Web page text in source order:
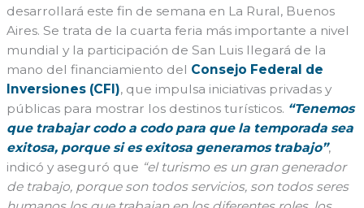
desarrollará este fin de semana en La Rural, Buenos
Aires. Se trata de la cuarta feria más importante a nivel
mundial y la participación de San Luis llegará de la
mano del financiamiento del Consejo Federal de
Inversiones (CFI), que impulsa iniciativas privadas y
públicas para mostrar los destinos turísticos. “Tenemos
que trabajar codo a codo para que la temporada sea
exitosa, porque si es exitosa generamos trabajo”,
indicó y aseguró que “el turismo es un gran generador
de trabajo, porque son todos servicios, son todos seres